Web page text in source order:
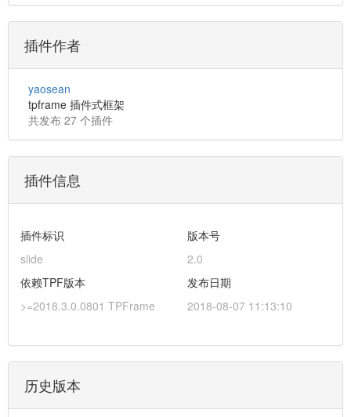
插件作者
yaosean
tpframe 插件式框架
共发布 27 个插件
插件信息
插件标识
slide
版本号
2.0
依赖TPF版本
>=2018.3.0.0801 TPFrame
发布日期
2018-08-07 11:13:10
历史版本